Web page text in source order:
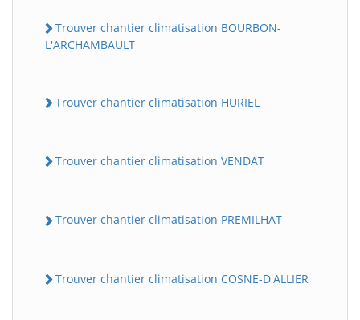
Trouver chantier climatisation BOURBON-
L'ARCHAMBAULT
Trouver chantier climatisation HURIEL
Trouver chantier climatisation VENDAT
Trouver chantier climatisation PREMILHAT
Trouver chantier climatisation COSNE-D'ALLIER